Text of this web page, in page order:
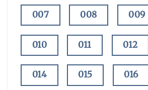
007 008 009
010 011 012
014 015 016